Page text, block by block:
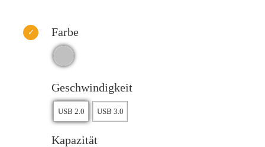
Farbe
Geschwindigkeit
Kapazität